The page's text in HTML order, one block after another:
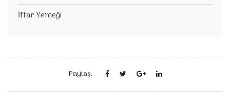
İftar Yemeği
Paylaş: